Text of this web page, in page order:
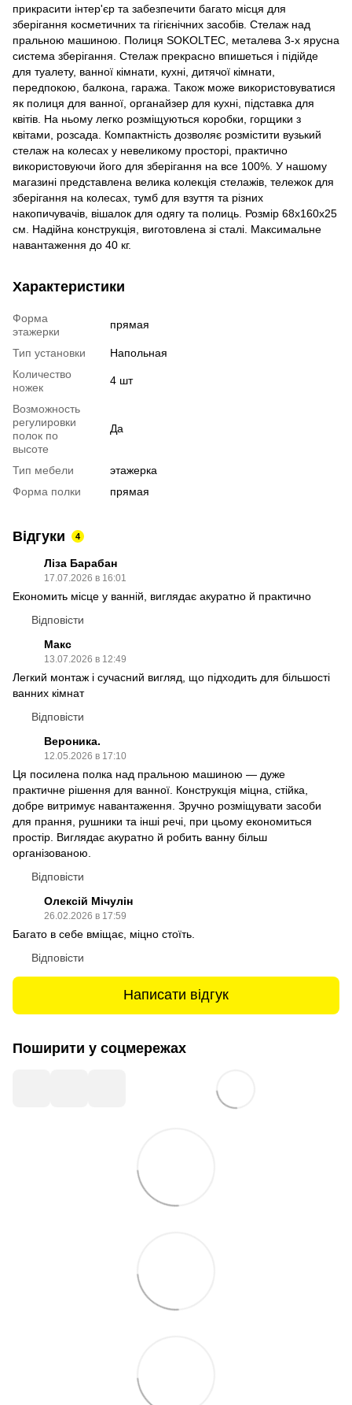
прикрасити інтер'єр та забезпечити багато місця для
зберігання косметичних та гігієнічних засобів. Стелаж над
пральною машиною. Полиця SOKOLTEC, металева 3-х ярусна
система зберігання. Стелаж прекрасно впишеться і підійде
для туалету, ванної кімнати, кухні, дитячої кімнати,
передпокою, балкона, гаража. Також може використовуватися
як полиця для ванної, органайзер для кухні, підставка для
квітів. На ньому легко розміщуються коробки, горщики з
квітами, розсада. Компактність дозволяє розмістити вузький
стелаж на колесах у невеликому просторі, практично
використовуючи його для зберігання на все 100%. У нашому
магазині представлена велика колекція стелажів, тележок для
зберігання на колесах, тумб для взуття та різних
накопичувачів, вішалок для одягу та полиць. Розмір 68х160х25
см. Надійна конструкція, виготовлена зі сталі. Максимальне
навантаження до 40 кг.
Характеристики
Форма
этажерки
прямая
Тип установки
Напольная
Количество
ножек
4 шт
Возможность
регулировки
полок по
высоте
Да
Тип мебели
этажерка
Форма полки
прямая
Відгуки 4
Ліза Барабан
17.07.2026 в 16:01
Економить місце у ванній, виглядає акуратно й практично
Відповісти
Макс
13.07.2026 в 12:49
Легкий монтаж і сучасний вигляд, що підходить для більшості
ванних кімнат
Відповісти
Вероника.
12.05.2026 в 17:10
Ця посилена полка над пральною машиною — дуже
практичне рішення для ванної. Конструкція міцна, стійка,
добре витримує навантаження. Зручно розміщувати засоби
для прання, рушники та інші речі, при цьому економиться
простір. Виглядає акуратно й робить ванну більш
організованою.
Відповісти
Олексій Мічулін
26.02.2026 в 17:59
Багато в себе вміщає, міцно стоїть.
Відповісти
Написати відгук
Поширити у соцмережах